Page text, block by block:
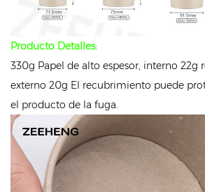
Producto Detalles:
330g Papel de alto espesor, interno 22g
externo 20g El recubrimiento puede
el producto de la fuga.